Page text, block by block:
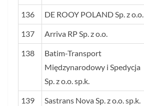
136 DE ROOY POLAND Sp. z o.o.
137 Arriva RP Sp. z o.o.
138
Batim-Transport
Międzynarodowy i Spedycja
Sp. z o.o. sp.k.
139 Sastrans Nova Sp. z o.o. sp.k.